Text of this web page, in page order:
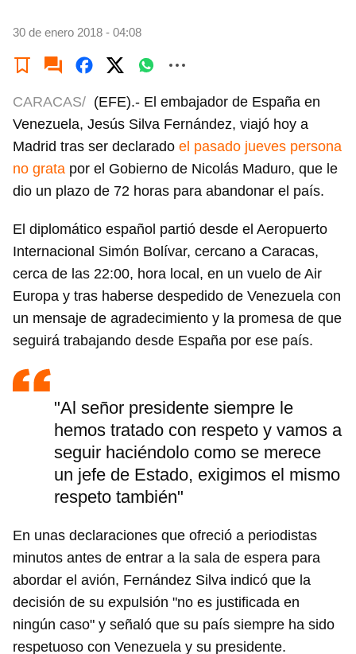
30 de enero 2018 - 04:08
CARACAS/ (EFE).- El embajador de España en
Venezuela, Jesús Silva Fernández, viajó hoy a
Madrid tras ser declarado el pasado jueves persona
no grata por el Gobierno de Nicolás Maduro, que le
dio un plazo de 72 horas para abandonar el país.
El diplomático español partió desde el Aeropuerto
Internacional Simón Bolívar, cercano a Caracas,
cerca de las 22:00, hora local, en un vuelo de Air
Europa y tras haberse despedido de Venezuela con
un mensaje de agradecimiento y la promesa de que
seguirá trabajando desde España por ese país.
"Al señor presidente siempre le
hemos tratado con respeto y vamos a
seguir haciéndolo como se merece
un jefe de Estado, exigimos el mismo
respeto también"
En unas declaraciones que ofreció a periodistas
minutos antes de entrar a la sala de espera para
abordar el avión, Fernández Silva indicó que la
decisión de su expulsión "no es justificada en
ningún caso" y señaló que su país siempre ha sido
respetuoso con Venezuela y su presidente.